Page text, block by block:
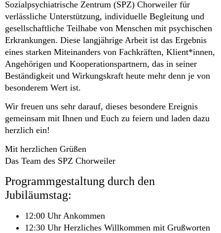
Sozialpsychiatrische Zentrum (SPZ) Chorweiler für
verlässliche Unterstützung, individuelle Begleitung und
gesellschaftliche Teilhabe von Menschen mit psychischen
Erkrankungen. Diese langjährige Arbeit ist das Ergebnis
eines starken Miteinanders von Fachkräften, Klient*innen,
Angehörigen und Kooperationspartnern, das in seiner
Beständigkeit und Wirkungskraft heute mehr denn je von
besonderem Wert ist.
Wir freuen uns sehr darauf, dieses besondere Ereignis
gemeinsam mit Ihnen und Euch zu feiern und laden dazu
herzlich ein!
Mit herzlichen Grüßen
Das Team des SPZ Chorweiler
Programmgestaltung durch den
Jubiläumstag:
12:00 Uhr Ankommen
12:30 Uhr Herzliches Willkommen mit Grußworten